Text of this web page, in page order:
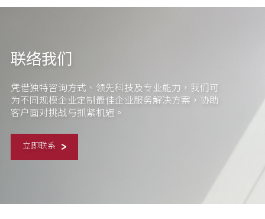
联络我们
凭借独特咨询方式、领先科技及专业能力，我们可
为不同规模企业定制最佳企业服务解决方案，协助
客户面对挑战与抓紧机遇。
立即联系